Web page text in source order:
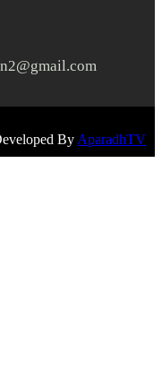
By AparadhTV